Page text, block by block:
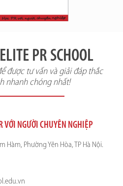
PR SCHOOL
được tư vấn và giải đáp thắc
nhanh chóng nhất!
VỚI NGƯỜI CHUYÊN NGHIỆP
Hàm, Phường Yên Hòa, TP Hà Nội.